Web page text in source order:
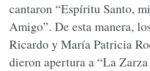
cantaron “Espíritu Santo,
Amigo”. De esta manera,
Ricardo y María Patricia
dieron apertura a “La